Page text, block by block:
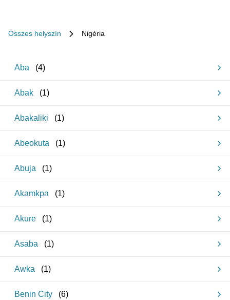
Összes helyszín Nigéria
Aba (4)
Abak (1)
Abakaliki (1)
Abeokuta (1)
Abuja (1)
Akamkpa (1)
Akure (1)
Asaba (1)
Awka (1)
Benin City (6)